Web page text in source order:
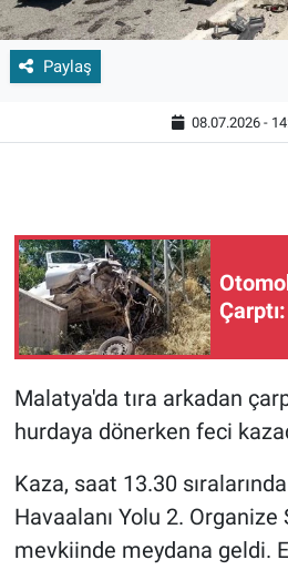
Paylaş
08.07.2026 -
Malatya'da tıra arkadan
hurdaya dönerken feci
Kaza, saat 13.30
Havaalanı Yolu 2. Organize
mevkiinde meydana geldi.